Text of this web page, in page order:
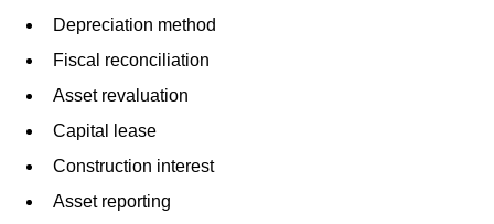
Depreciation method
Fiscal reconciliation
Asset revaluation
Capital lease
Construction interest
Asset reporting